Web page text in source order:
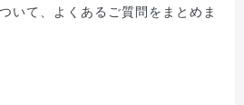
いて、よくあるご質問をまとめま